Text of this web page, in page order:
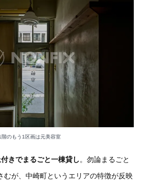
階のもう1区画は元美容室
きでまるごと一棟貸し。勿論まるごと
むが、中崎町というエリアの特徴が反映